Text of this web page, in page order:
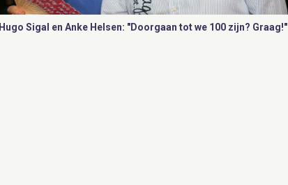
Hugo Sigal en Anke Helsen: "Doorgaan tot we 100 zijn? Graag!"